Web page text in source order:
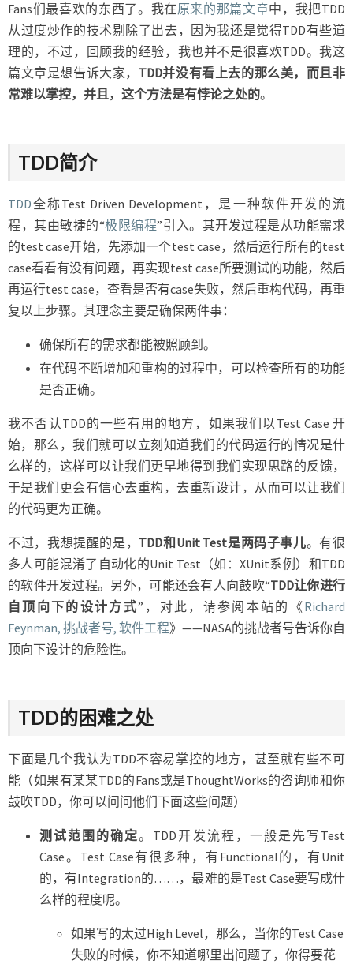
Fans们最喜欢的东西了。我在原来的那篇文章中，我把TDD
从过度炒作的技术剔除了出去，因为我还是觉得TDD有些道
理的，不过，回顾我的经验，我也并不是很喜欢TDD。我这
篇文章是想告诉大家， TDD并没有看上去的那么美，而且非
常难以掌控，并且，这个方法是有悖论之处的。
TDD简介
TDD全称Test Driven Development，是一种软件开发的流
程，其由敏捷的“极限编程”引入。其开发过程是从功能需求
的test case开始，先添加一个test case，然后运行所有的test
case看看有没有问题，再实现test case所要测试的功能，然后
再运行test case，查看是否有case失败，然后重构代码，再重
复以上步骤。其理念主要是确保两件事：
确保所有的需求都能被照顾到。
在代码不断增加和重构的过程中，可以检查所有的功能
是否正确。
我不否认TDD的一些有用的地方，如果我们以Test Case 开
始，那么，我们就可以立刻知道我们的代码运行的情况是什
么样的，这样可以让我们更早地得到我们实现思路的反馈，
于是我们更会有信心去重构，去重新设计，从而可以让我们
的代码更为正确。
不过，我想提醒的是， TDD和Unit Test是两码子事儿。有很
多人可能混淆了自动化的Unit Test（如：XUnit系例）和TDD
的软件开发过程。另外，可能还会有人向鼓吹“TDD让你进行
自顶向下的设计方式”，对此，请参阅本站的《Richard
Feynman, 挑战者号, 软件工程》——NASA的挑战者号告诉你自
顶向下设计的危险性。
TDD的困难之处
下面是几个我认为TDD不容易掌控的地方，甚至就有些不可
能（如果有某某TDD的Fans或是ThoughtWorks的咨询师和你
鼓吹TDD，你可以问问他们下面这些问题）
测试范围的确定。TDD开发流程，一般是先写Test
Case。Test Case有很多种，有Functional的，有Unit
的，有Integration的……，最难的是Test Case要写成什
么样的程度呢。
如果写的太过High Level，那么，当你的Test Case
失败的时候，你不知道哪里出问题了，你得要花